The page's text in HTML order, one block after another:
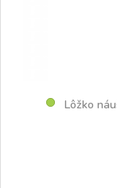
Lôžko